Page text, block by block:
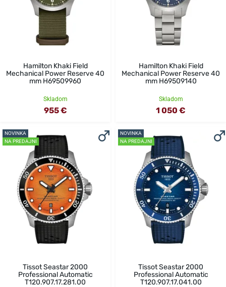
Hamilton Khaki Field
Mechanical Power Reserve 40
mm H69509960
Skladom
955 €
Hamilton Khaki Field
Mechanical Power Reserve 40
mm H69509140
Skladom
1 050 €
NOVINKA
NA PREDAJNI
Tissot Seastar 2000
Professional Automatic
T120.907.17.281.00
NOVINKA
NA PREDAJNI
Tissot Seastar 2000
Professional Automatic
T120.907.17.041.00